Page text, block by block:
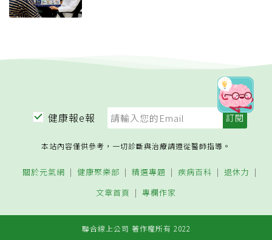
健康報e報
本站內容僅供參考，一切診斷與治療請遵從醫師指導。
關於元氣網 健康聚樂部 精選專題 疾病百科
退休力
文章首頁
專欄作家
聯合線上公司 著作權所有 2022